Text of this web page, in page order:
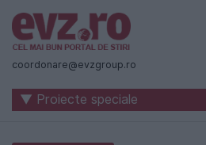
Știri
naționale
internaționale
coordonare@evzgroup.ro
▼ Proiecte speciale